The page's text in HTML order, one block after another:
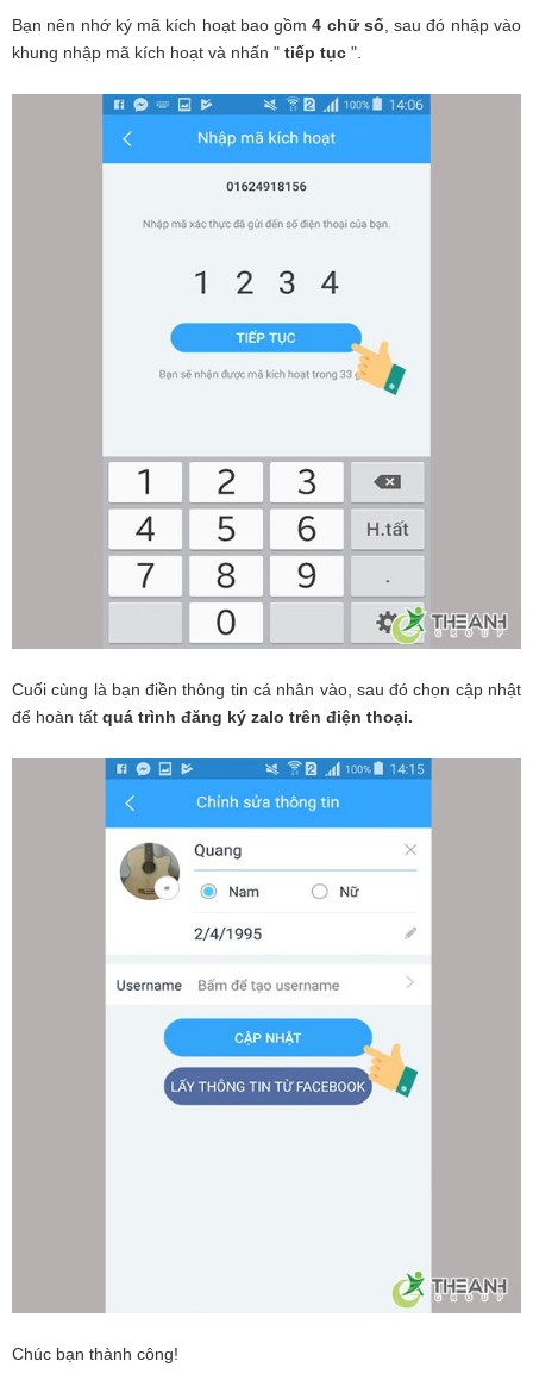
Bạn nên nhớ ký mã kích hoạt bao gồm 4 chữ số , sau đó nhập vào
khung nhập mã kích hoạt và nhấn " tiếp tục ".
Cuối cùng là bạn điền thông tin cá nhân vào, sau đó chọn cập nhật
để hoàn tất quá trình đăng ký zalo trên điện thoại.
Chúc bạn thành công!